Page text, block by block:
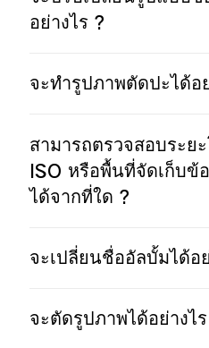
อย่างไร ?
จะทำรูปภาพตัดปะได้อ
สามารถตรวจสอบระย
ISO หรือพื้นที่จัดเก็บข้
ได้จากที่ใด ?
จะเปลี่ยนชื่ออัลบั้มได้อ
จะตัดรูปภาพได้อย่างไ